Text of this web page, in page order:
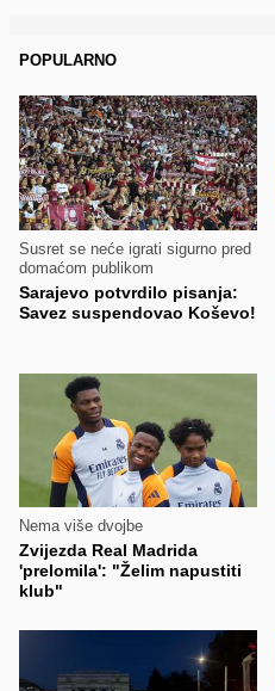
POPULARNO
Susret se neće igrati sigurno pred
domaćom publikom
Sarajevo potvrdilo pisanja:
Savez suspendovao Koševo!
Nema više dvojbe
Zvijezda Real Madrida
'prelomila': "Želim napustiti
klub"